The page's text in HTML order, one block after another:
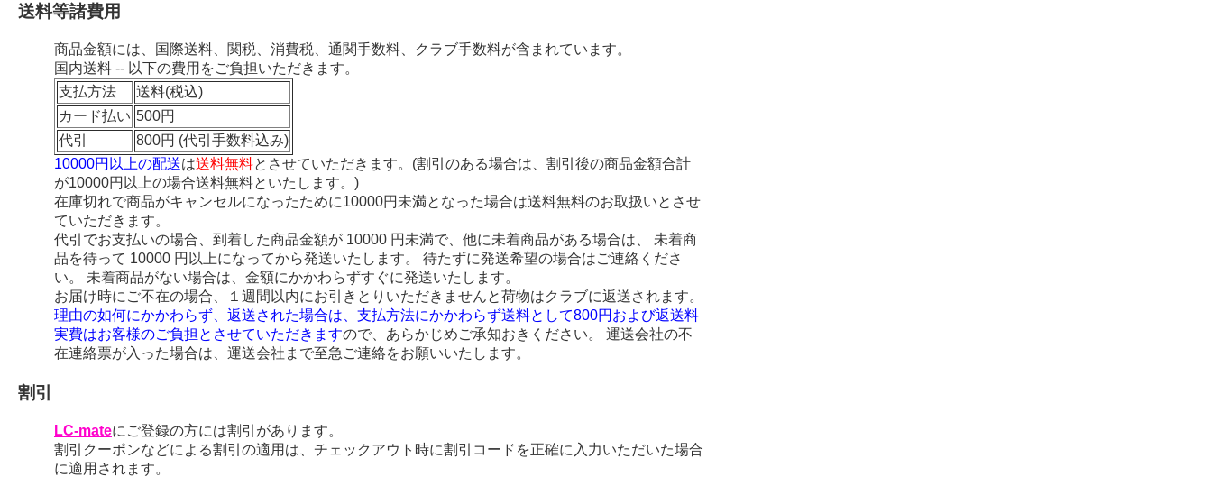
送料等諸費用
商品金額には、国際送料、関税、消費税、通関手数料、クラブ手数料が含まれています。
国内送料 -- 以下の費用をご負担いただきます。
支払方法
送料(税込)
カード払い 500円
代引
800円 (代引手数料込み)
10000円以上の配送は送料無料とさせていただきます。(割引のある場合は、割引後の商品金額合計
が10000円以上の場合送料無料といたします。)
在庫切れで商品がキャンセルになったために10000円未満となった場合は送料無料のお取扱いとさせ
ていただきます。
代引でお支払いの場合、到着した商品金額が 10000 円未満で、他に未着商品がある場合は、 未着商
品を待って 10000 円以上になってから発送いたします。 待たずに発送希望の場合はご連絡くださ
い。 未着商品がない場合は、金額にかかわらずすぐに発送いたします。
お届け時にご不在の場合、１週間以内にお引きとりいただきませんと荷物はクラブに返送されます。
理由の如何にかかわらず、返送された場合は、支払方法にかかわらず送料として800円および返送料
実費はお客様のご負担とさせていただきますので、あらかじめご承知おきください。 運送会社の不
在連絡票が入った場合は、運送会社まで至急ご連絡をお願いいたします。
割引
LC-mateにご登録の方には割引があります。
割引クーポンなどによる割引の適用は、チェックアウト時に割引コードを正確に入力いただいた場合
に適用されます。